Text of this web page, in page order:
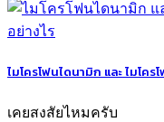
ไมโครโฟนไดนามิก และ ไมโค
เคยสงสัยไหมครับ